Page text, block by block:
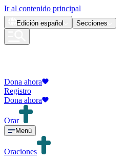
Ir al contenido principal
Edición español Secciones
Dona ahora
Registro
Dona ahora
Orar
Menú
Oraciones